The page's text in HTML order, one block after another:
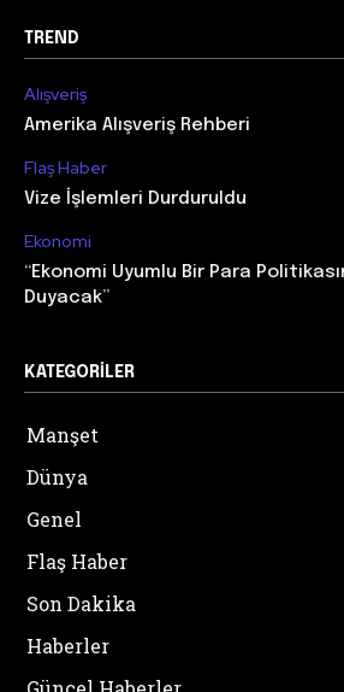
TREND
Alışveriş
Amerika Alışveriş Rehberi
Flaş Haber
Vize İşlemleri Durduruldu
Ekonomi
“Ekonomi Uyumlu Bir Para
Duyacak”
KATEGORILER
Manşet
Dünya
Genel
Flaş Haber
Son Dakika
Haberler